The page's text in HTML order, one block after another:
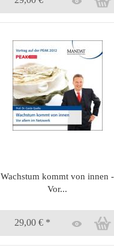
Wachstum kommt von innen -
Vor...
29,00 € *